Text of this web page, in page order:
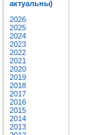
актуальны)
2026
2025
2024
2023
2022
2021
2020
2019
2018
2017
2016
2015
2014
2013